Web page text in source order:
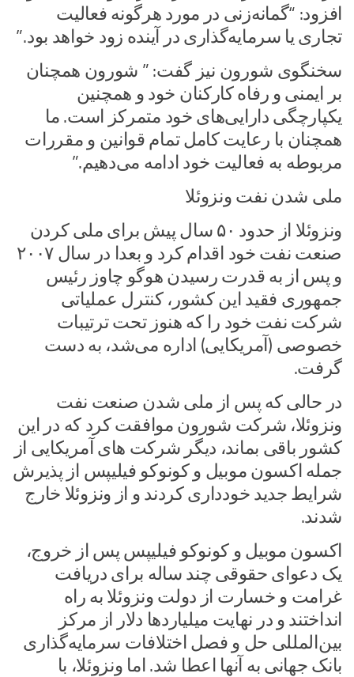
افزود: “گمانه‌زنی در مورد هرگونه فعالیت
تجاری یا سرمایه‌گذاری در آینده زود خواهد بود.”
سخنگوی شورون نیز گفت: ” شورون همچنان
بر ایمنی و رفاه کارکنان خود و همچنین
یکپارچگی دارایی‌های خود متمرکز است. ما
همچنان با رعایت کامل تمام قوانین و مقررات
مربوطه به فعالیت خود ادامه می‌دهیم.”
ملی شدن نفت ونزوئلا
ونزوئلا از حدود ۵۰ سال پیش برای ملی کردن
صنعت نفت خود اقدام کرد و بعدا در سال ۲۰۰۷
و پس از به قدرت رسیدن هوگو چاوز رئیس
جمهوری فقید این کشور، کنترل عملیاتی
شرکت نفت خود را که هنوز تحت ترتیبات
خصوصی (آمریکایی) اداره می‌شد، به دست
گرفت.
در حالی که پس از ملی شدن صنعت نفت
ونزوئلا، شرکت شورون موافقت کرد که در این
کشور باقی بماند، دیگر شرکت های آمریکایی از
جمله اکسون موبیل و کونوکو فیلیپس از پذیرش
شرایط جدید خودداری کردند و از ونزوئلا خارج
شدند.
اکسون موبیل و کونوکو فیلیپس پس از خروج،
یک دعوای حقوقی چند ساله برای دریافت
غرامت و خسارت از دولت ونزوئلا به راه
انداختند و در نهایت میلیاردها دلار از مرکز
بین‌المللی حل و فصل اختلافات سرمایه‌گذاری
بانک جهانی به آنها اعطا شد. اما ونزوئلا، با